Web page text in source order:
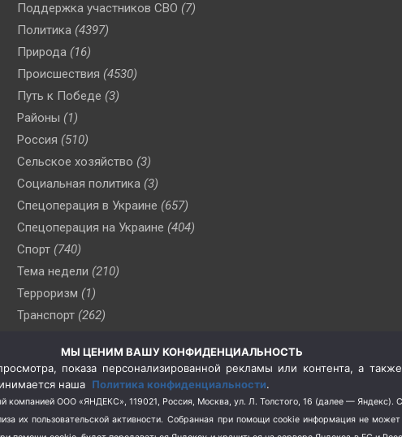
Поддержка участников СВО (7)
Политика (4397)
Природа (16)
Происшествия (4530)
Путь к Победе (3)
Районы (1)
Россия (510)
Сельское хозяйство (3)
Социальная политика (3)
Спецоперация в Украине (657)
Спецоперация на Украине (404)
Спорт (740)
Тема недели (210)
Терроризм (1)
Транспорт (262)
(76)
Цены (2)
Школа и спорт (2)
Экология (8)
МЫ ЦЕНИМ ВАШУ КОНФИДЕНЦИАЛЬНОСТЬ
показа персонализированной рекламы или контента, а
наша Политика конфиденциальности.
компанией ООО «ЯНДЕКС», 119021, Россия, Москва, ул. Л. Толстого, 16 (далее —
их пользовательской активности. Собранная при помощи cookie информация не